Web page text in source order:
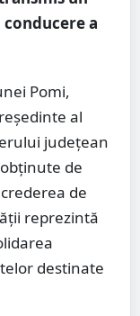
a
Pomi,
al
județean
de
de
reprezintă
destinate